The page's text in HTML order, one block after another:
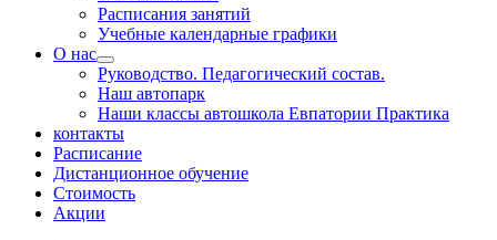
Расписания занятий
Учебные календарные графики
О нас
Руководство. Педагогический состав.
Наш автопарк
Наши классы автошкола Евпатории Практика
контакты
Расписание
Дистанционное обучение
Стоимость
Акции